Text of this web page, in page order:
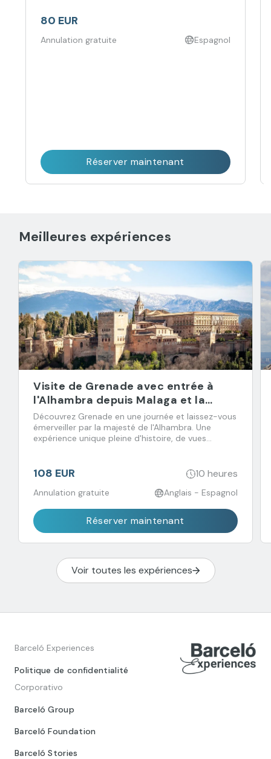
80 EUR
Annulation gratuite Espagnol
Réserver maintenant
Meilleures expériences
Visite de Grenade avec entrée à
l'Alhambra depuis Malaga et la
Costa del Sol
Découvrez Grenade en une journée et laissez-vous
émerveiller par la majesté de l'Alhambra. Une
expérience unique pleine d'histoire, de vues
108 EUR 10 heures
Annulation gratuite Anglais - Espagnol
Réserver maintenant
Voir toutes les expériences
Barceló Experiences
Politique de confidentialité
Corporativo
Barceló Group
Barceló Foundation
Barceló Stories